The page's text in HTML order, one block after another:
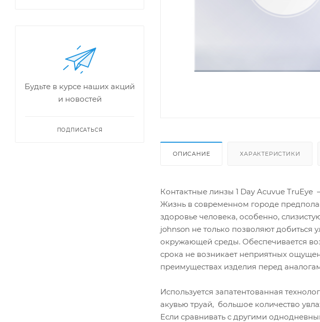
ОПИСАНИЕ ХАРАКТЕРИСТИКИ
Контактные линзы 1 Day Acuvue TruEye
Жизнь в современном городе
здоровье человека, особенно,
johnson не только позволяют
окружающей среды. Обеспечивается
срока не возникает неприятных
преимуществах изделия перед
Используется запатентованная
акувью труай, большое количество
Если сравнивать с другими
Будьте в курсе наших акций
и новостей
ПОДПИСАТЬСЯ